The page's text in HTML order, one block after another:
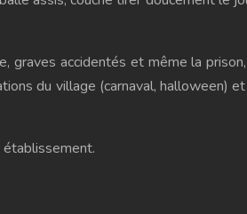
graves accidentés et même la
du village (carnaval, halloween)